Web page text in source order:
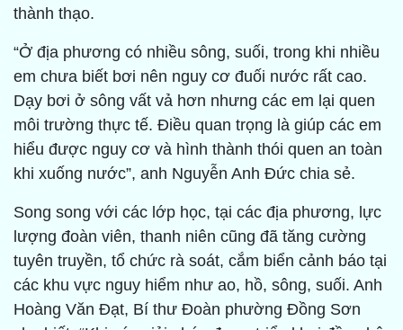
thành thạo.
“Ở địa phương có nhiều sông, suối, trong khi nhiều
em chưa biết bơi nên nguy cơ đuối nước rất cao.
Dạy bơi ở sông vất vả hơn nhưng các em lại quen
môi trường thực tế. Điều quan trọng là giúp các em
hiểu được nguy cơ và hình thành thói quen an toàn
khi xuống nước”, anh Nguyễn Anh Đức chia sẻ.
Song song với các lớp học, tại các địa phương, lực
lượng đoàn viên, thanh niên cũng đã tăng cường
tuyên truyền, tổ chức rà soát, cắm biển cảnh báo tại
các khu vực nguy hiểm như ao, hồ, sông, suối. Anh
Hoàng Văn Đạt, Bí thư Đoàn phường Đồng Sơn